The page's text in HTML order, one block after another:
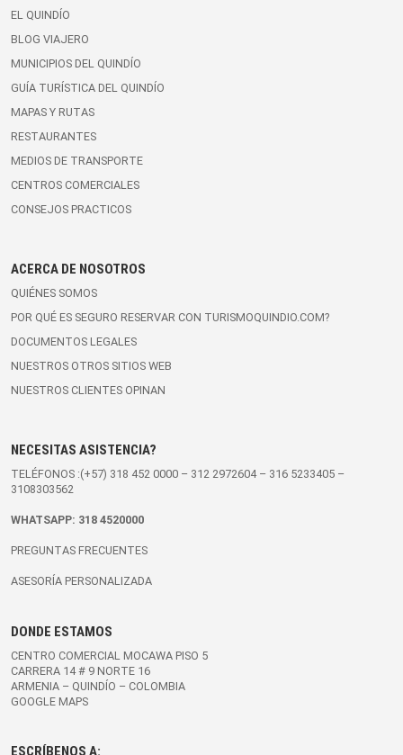
EL QUINDÍO
BLOG VIAJERO
MUNICIPIOS DEL QUINDÍO
GUÍA TURÍSTICA DEL QUINDÍO
MAPAS Y RUTAS
RESTAURANTES
MEDIOS DE TRANSPORTE
CENTROS COMERCIALES
CONSEJOS PRACTICOS
ACERCA DE NOSOTROS
QUIÉNES SOMOS
POR QUÉ ES SEGURO RESERVAR CON TURISMOQUINDIO.COM?
DOCUMENTOS LEGALES
NUESTROS OTROS SITIOS WEB
NUESTROS CLIENTES OPINAN
NECESITAS ASISTENCIA?
TELÉFONOS :(+57) 318 452 0000 – 312 2972604– 316 5233405 –
3108303562
WHATSAPP: 318 4520000
PREGUNTAS FRECUENTES
ASESORÍA PERSONALIZADA
DONDE ESTAMOS
CENTRO COMERCIAL MOCAWA PISO 5
CARRERA 14 # 9 NORTE 16
ARMENIA – QUINDÍO – COLOMBIA
GOOGLE MAPS
ESCRÍBENOS A: